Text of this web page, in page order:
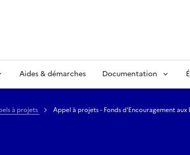
Aides & démarches Documentation
à projets Appel à projets - Fonds d’Encouragement